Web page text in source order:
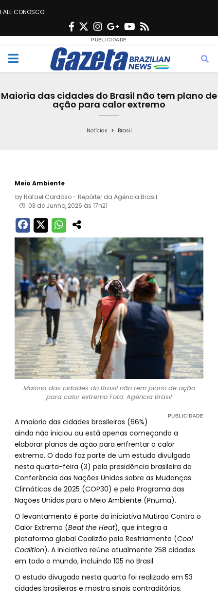
FALE CONOSCO
F
c
e
o
o
T
w
i
t
e
n
s
t
g
r
a
G
o
o
g
e
Y
u
t
b
s
M
Maioria das cidades do Brasil não tem plano de
ação para calor extremo
Notícias Brasil
Meio Ambiente
by Rafael Cardoso - Repórter da Agência Brasil
03 de Junho, 2026 às 17h21
Maioria das cidades do Brasil não tem plano de ação
para calor extremo Foto: Agência Brasil
A maioria das cidades brasileiras (66%)
ainda não iniciou ou está apenas começando a
elaborar planos de ação para enfrentar o calor
extremo. O dado faz parte de um estudo divulgado
nesta quarta-feira (3) pela presidência brasileira da
Conferência das Nações Unidas sobre as Mudanças
Climáticas de 2025 (COP30) e pelo Programa das
Nações Unidas para o Meio Ambiente (Pnuma).
O levantamento é parte da iniciativa Mutirão Contra o
Calor Extremo (Beat the Heat), que integra a
plataforma global Coalizão pelo Resfriamento (Cool
Coalition). A iniciativa reúne atualmente 258 cidades
em todo o mundo, incluindo 105 no Brasil.
O estudo divugado nesta quarta foi realizado em 53
cidades brasileiras e mostra sinais contraditórios.